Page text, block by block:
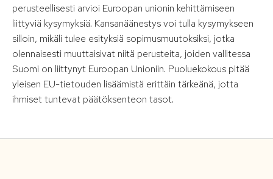
perusteellisesti arvioi Euroopan unionin kehittämiseen
liittyviä kysymyksiä. Kansanäänestys voi tulla kysymykseen
silloin, mikäli tulee esityksiä sopimusmuutoksiksi, jotka
olennaisesti muuttaisivat niitä perusteita, joiden vallitessa
Suomi on liittynyt Euroopan Unioniin. Puoluekokous pitää
yleisen EU-tietouden lisäämistä erittäin tärkeänä, jotta
ihmiset tuntevat päätöksenteon tasot.